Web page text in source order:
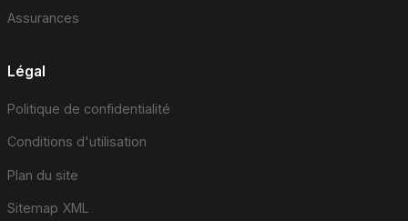
Assurances
Légal
Politique de confidentialité
Conditions d'utilisation
Plan du site
Sitemap XML